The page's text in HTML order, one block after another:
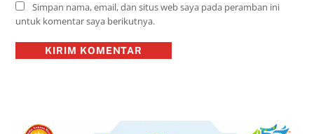
Simpan nama, email, dan situs web saya pada peramban ini
untuk komentar saya berikutnya.